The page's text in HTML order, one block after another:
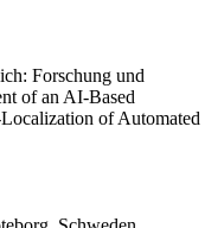
Forschung und
of an AI-Based
of Automated